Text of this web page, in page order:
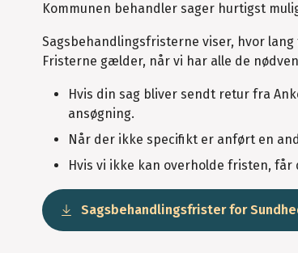
Kommunen behandler sager hurtigst
Sagsbehandlingsfristerne viser, hvor
Fristerne gælder, når vi har alle de
Hvis din sag bliver sendt retur fra
ansøgning.
Når der ikke specifikt er anført en
Hvis vi ikke kan overholde fristen,
Sagsbehandlingsfrister for